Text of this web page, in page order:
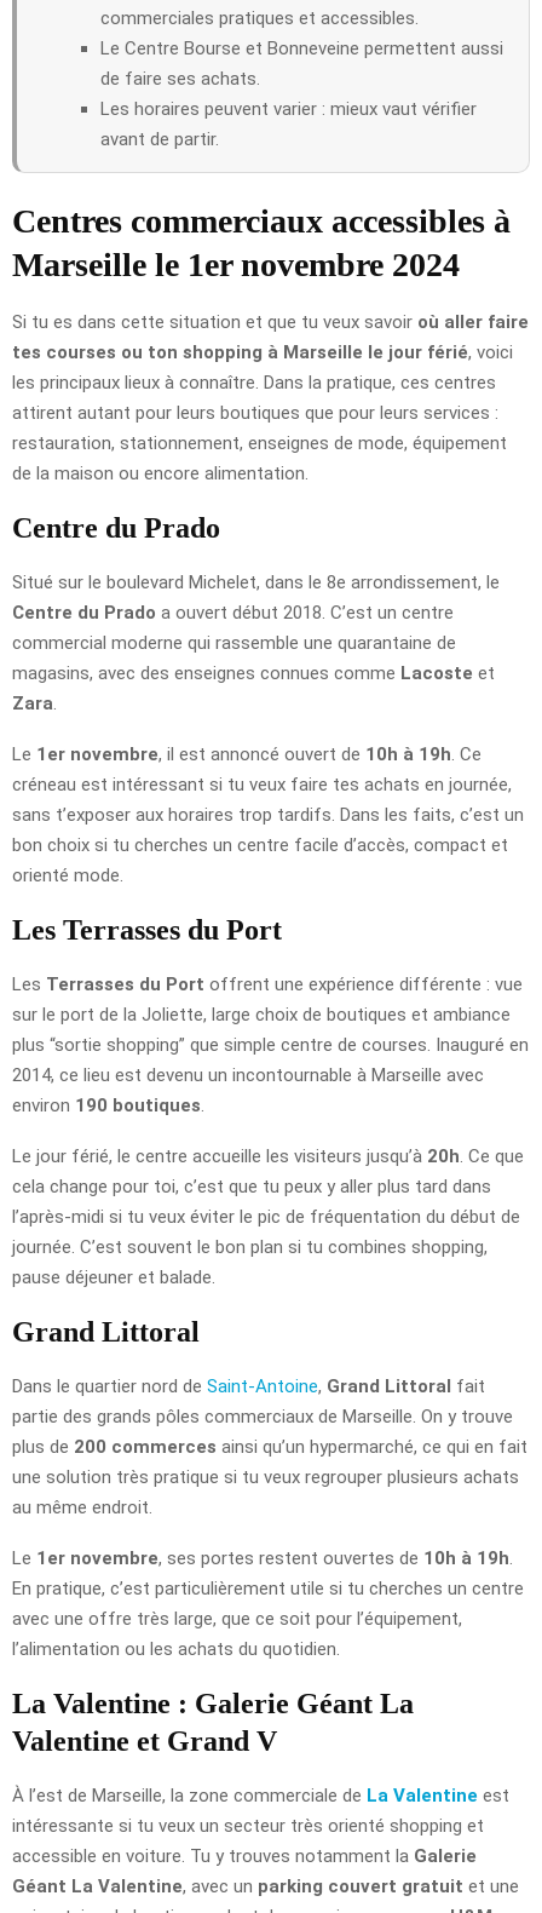
commerciales pratiques et accessibles.
Le Centre Bourse et Bonneveine permettent aussi
de faire ses achats.
Les horaires peuvent varier : mieux vaut vérifier
avant de partir.
Centres commerciaux accessibles à
Marseille le 1er novembre 2024
Si tu es dans cette situation et que tu veux savoir où aller faire
tes courses ou ton shopping à Marseille le jour férié, voici
les principaux lieux à connaître. Dans la pratique, ces centres
attirent autant pour leurs boutiques que pour leurs services :
restauration, stationnement, enseignes de mode, équipement
de la maison ou encore alimentation.
Centre du Prado
Situé sur le boulevard Michelet, dans le 8e arrondissement, le
Centre du Prado a ouvert début 2018. C’est un centre
commercial moderne qui rassemble une quarantaine de
magasins, avec des enseignes connues comme Lacoste et
Zara
Le 1er novembre, il est annoncé ouvert de 10h à 19h . Ce
créneau est intéressant si tu veux faire tes achats en journée,
sans t’exposer aux horaires trop tardifs. Dans les faits, c’est un
bon choix si tu cherches un centre facile d’accès, compact et
orienté mode.
Les Terrasses du Port
Les Terrasses du Port offrent une expérience différente : vue
sur le port de la Joliette, large choix de boutiques et ambiance
plus “sortie shopping” que simple centre de courses. Inauguré en
2014, ce lieu est devenu un incontournable à Marseille avec
environ 190 boutiques
Le jour férié, le centre accueille les visiteurs jusqu’à 20h . Ce que
cela change pour toi, c’est que tu peux y aller plus tard dans
l’après-midi si tu veux éviter le pic de fréquentation du début de
journée. C’est souvent le bon plan si tu combines shopping,
pause déjeuner et balade.
Grand Littoral
Dans le quartier nord de Saint-Antoine, Grand Littoral fait
partie des grands pôles commerciaux de Marseille. On y trouve
plus de 200 commerces ainsi qu’un hypermarché, ce qui en fait
une solution très pratique si tu veux regrouper plusieurs achats
au même endroit.
Le 1er novembre, ses portes restent ouvertes de 10h à 19h
En pratique, c’est particulièrement utile si tu cherches un centre
avec une offre très large, que ce soit pour l’équipement,
l’alimentation ou les achats du quotidien.
La Valentine : Galerie Géant La
Valentine et Grand V
À l’est de Marseille, la zone commerciale de La Valentine est
intéressante si tu veux un secteur très orienté shopping et
accessible en voiture. Tu y trouves notamment la Galerie
Géant La Valentine, avec un parking couvert gratuit et une